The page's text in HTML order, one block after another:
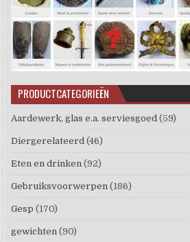
PRODUCTCATEGORIEËN
Aardewerk, glas e.a. serviesgoed (59)
Diergerelateerd (46)
Eten en drinken (92)
Gebruiksvoorwerpen (186)
Gesp (170)
gewichten (90)